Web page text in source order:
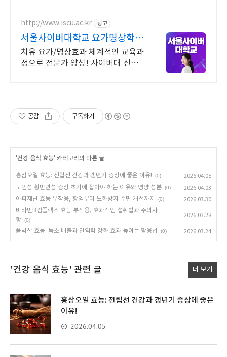
http://www.iscu.ac.kr 광고
서울사이버대학교 요가명상학과
2026 가을학기 신편입생
치유 요가/명상효과 체계적인 교육과
정으로 전문가 양성! 사이버대 신입
공감 구독하기
'건강 음식 효능' 카테고리의 다른 글
홍삼오일 효능: 전립선 건강과 갱년기 증상에 좋은 이유! (0)
2026.04.05
노인성 황반변성 증상 초기에 잡아야 하는 이유와 영양 성분 (0)
2026.04.03
아피제닌 효능 부작용, 항염부터 노화방지 수면 개선까지
(0)
2026.03.30
비타민B컴플렉스 효능 부작용, 효과적인 섭취법과 주의사
항 (0)
2026.03.28
풀빅산 효능: 독소 배출과 면역력 강화 효과 높이는 활용법 (0) 2026.03.24
'건강 음식 효능' 관련 글 더 보기
홍삼오일 효능: 전립선 건강과 갱년기 증상에 좋은
이유!
2026.04.05